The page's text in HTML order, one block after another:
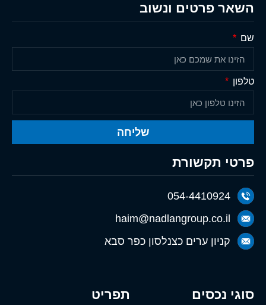
תפריט סוגי נכסים
פרטי תקשורת
054-4410924
haim@nadlangroup.co.il
קניון ערים כצנלסון כפר סבא
השאר פרטים ונשוב
שם
טלפון
שליחה